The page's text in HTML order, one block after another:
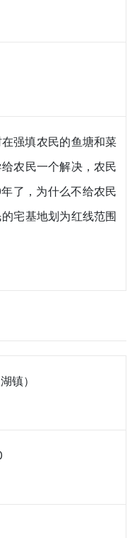
强填农民的鱼塘和菜
农民一个解决，农民
了，为什么不给农民
宅基地划为红线范围
镇）